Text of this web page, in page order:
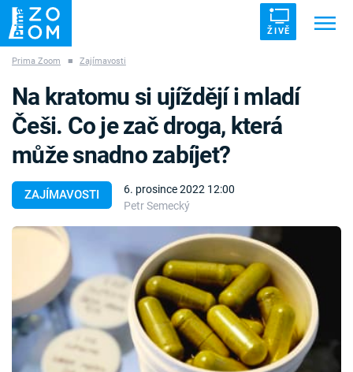
ŽIVĚ
ZÁHADY VETŘELCI DÁVNOVĚKU
Témata
Témata
Pořady
TV Program
Časopis
Prima Zoom ■ Zajímavosti
ZAJÍMAVOSTI
6. prosince 2022 12:00
Petr Semecký
Na kratomu si ujíždějí i mladí
Češi. Co je zač droga, která
může snadno zabíjet?